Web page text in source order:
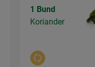
1 Bund
Koriander
Auswahl ändern